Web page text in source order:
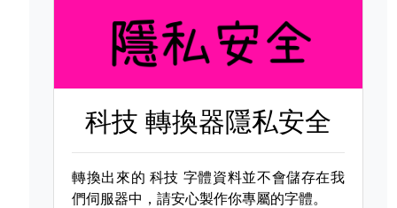
科技 轉換器隱私安全
轉換出來的 科技 字體資料並不會儲存在我
們伺服器中，請安心製作你專屬的字體。